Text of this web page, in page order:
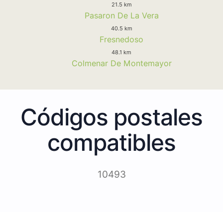
21.5 km
Pasaron De La Vera
40.5 km
Fresnedoso
48.1 km
Colmenar De Montemayor
Códigos postales
compatibles
10493